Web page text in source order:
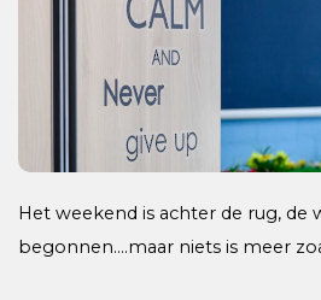
Het weekend is achter de rug, de
begonnen….maar niets is meer